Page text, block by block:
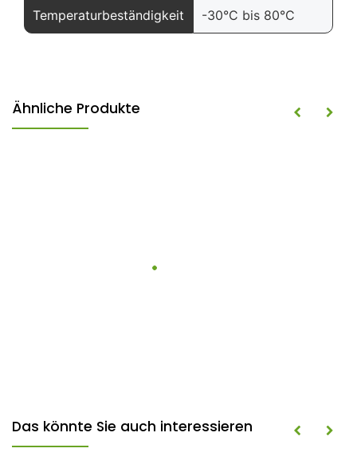
Temperaturbeständigkeit -30°C bis 80°C
Ähnliche Produkte
Das könnte Sie auch interessieren